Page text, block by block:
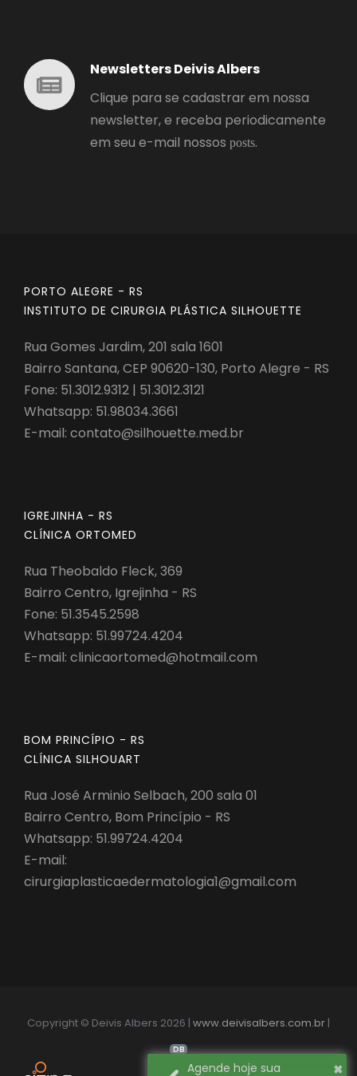
Newsletters Deivis Albers
Clique para se cadastrar em nossa
newsletter, e receba periodicamente
em seu e-mail nossos posts.
PORTO ALEGRE - RS
INSTITUTO DE CIRURGIA PLÁSTICA SILHOUETTE
Rua Gomes Jardim, 201 sala 1601
Bairro Santana, CEP 90620-130, Porto Alegre - RS
Fone: 51.3012.9312 | 51.3012.3121
Whatsapp: 51.98034.3661
E-mail: contato@silhouette.med.br
IGREJINHA - RS
CLÍNICA ORTOMED
Rua Theobaldo Fleck, 369
Bairro Centro, Igrejinha - RS
Fone: 51.3545.2598
Whatsapp: 51.99724.4204
E-mail: clinicaortomed@hotmail.com
BOM PRINCÍPIO - RS
CLÍNICA SILHOUART
Rua José Arminio Selbach, 200 sala 01
Bairro Centro, Bom Princípio - RS
Whatsapp: 51.99724.4204
E-mail:
cirurgiaplasticaedermatologia1@gmail.com
Copyright © Deivis Albers 2026 | www.deivisalbers.com.br |
DB
×
Agende hoje sua